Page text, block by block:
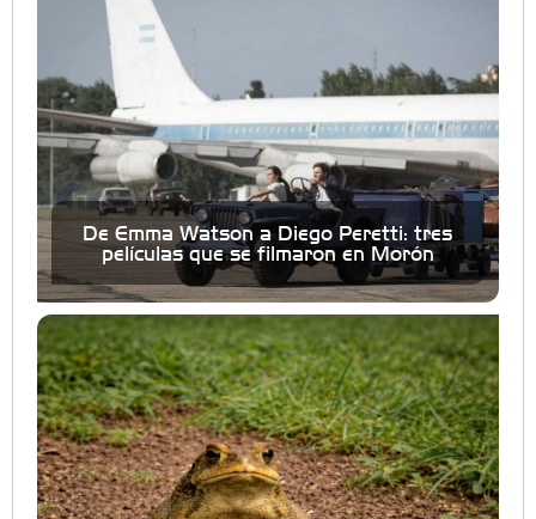
De Emma Watson a Diego Peretti: tres
películas que se filmaron en Morón